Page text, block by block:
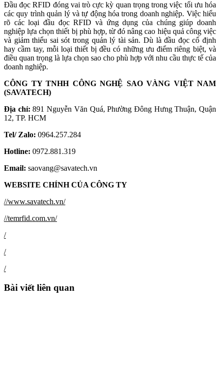
Đầu đọc RFID đóng vai trò cực kỳ quan trọng trong việc tối ưu hóa
các quy trình quản lý và tự động hóa trong doanh nghiệp. Việc hiểu
rõ các loại đầu đọc RFID và ứng dụng của chúng giúp doanh
nghiệp lựa chọn thiết bị phù hợp, từ đó nâng cao hiệu quả công việc
và giảm thiểu sai sót trong quản lý tài sản. Dù là đầu đọc cố định
hay cầm tay, mỗi loại thiết bị đều có những ưu điểm riêng biệt, và
điều quan trọng là lựa chọn sao cho phù hợp với nhu cầu thực tế của
doanh nghiệp.
CÔNG TY TNHH CÔNG NGHỆ SAO VÀNG VIỆT NAM
(SAVATECH)
Địa chỉ: 891 Nguyễn Văn Quá, Phường Đông Hưng Thuận, Quận
12, TP. HCM
Tel/ Zalo: 0964.257.284
Hotline: 0972.881.319
Email: saovang@savatech.vn
WEBSITE CHÍNH CỦA CÔNG TY
//www.savatech.vn/
//temrfid.com.vn/
/
/
/
Bài viết liên quan